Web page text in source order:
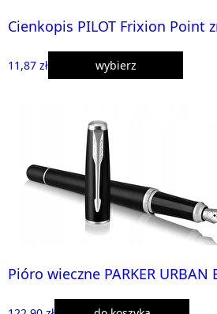
Cienkopis PILOT Frixion Point
11,87 zł wybierz
Pióro wieczne PARKER URBAN